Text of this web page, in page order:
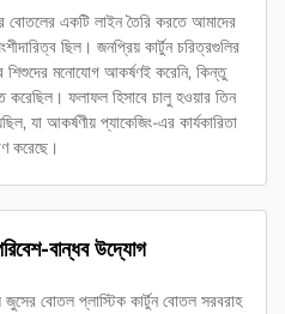
বোতলের একটি লাইন তৈরি করতে আমাদের
ছিল। জনপ্রিয় কার্টুন চরিত্রগুলির
মনোযোগ আকর্ষণই করেনি, কিন্তু
করেছিল। ফলাফল হিসাবে চালু হওয়ার তিন
যা আকর্ষণীয় প্যাকেজিং-এর কার্যকারিতা
করেছে।
বান্ধব উদ্যোগ
বোতল প্লাস্টিক কার্টুন বোতল সরবরাহ